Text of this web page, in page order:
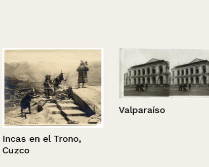
Incas en el Trono,
Cuzco
Valparaíso